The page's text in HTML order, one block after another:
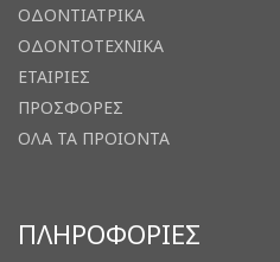
ΟΔΟΝΤΙΑΤΡΙΚΑ
ΟΔΟΝΤΟΤΕΧΝΙΚΑ
ΕΤΑΙΡΙΕΣ
ΠΡΟΣΦΟΡΕΣ
ΟΛΑ ΤΑ ΠΡΟΙΟΝΤΑ
ΠΛΗΡΟΦΟΡΙΕΣ